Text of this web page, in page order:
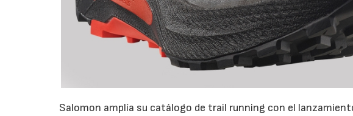
Salomon amplía su catálogo de trail running con el